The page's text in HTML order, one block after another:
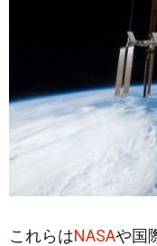
これらはNASAや国